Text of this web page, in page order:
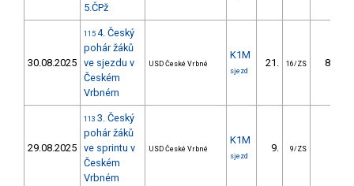
5.ČPž
30.08.2025
115 4. Český
pohár žáků
ve sjezdu v
Českém
Vrbném
USD České Vrbné
K1M
sjezd
21. 16/ZS 87.94
29.08.2025
113 3. Český
pohár žáků
ve sprintu v
Českém
Vrbném
USD České Vrbné
K1M
sjezd
9. 9/ZS